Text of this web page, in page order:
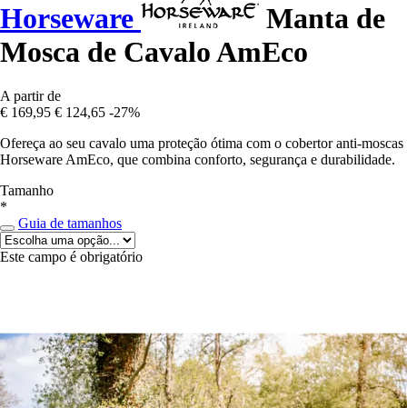
Horseware
Manta de
Mosca de Cavalo AmEco
A partir de
€ 169,95 € 124,65 -27%
Ofereça ao seu cavalo uma proteção ótima com o cobertor anti-moscas
Horseware AmEco, que combina conforto, segurança e durabilidade.
Tamanho
*
Guia de tamanhos
Este campo é obrigatório